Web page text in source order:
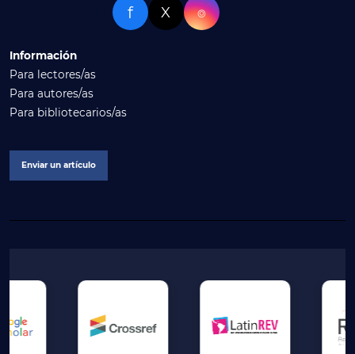
f X ⌾
Información
Para lectores/as
Para autores/as
Para bibliotecarios/as
Enviar un artículo